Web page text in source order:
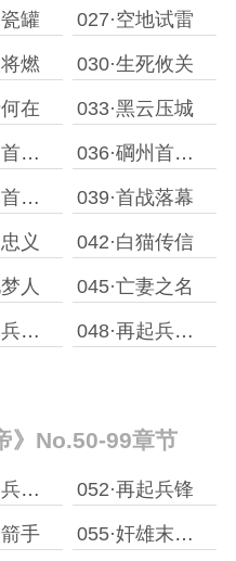
罐 027·空地试雷
燃 030·生死攸关
在 033·黑云压城
035·碙州首战［一］ 036·碙州首战［二］ (恭喜第一书王‘汤圆’横空出世）
038·碙州首战［四］ 039·首战落幕
义 042·白猫传信
人 045·亡妻之名
047·再起兵锋［二］ 048·再起兵锋［三］
》No.50-99章节
051·再起兵锋［六］ 052·再起兵锋
手 055·奸雄末路［上］